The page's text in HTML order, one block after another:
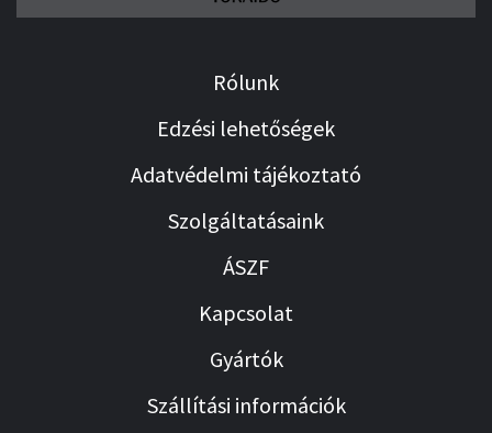
Rólunk
Edzési lehetőségek
Adatvédelmi tájékoztató
Szolgáltatásaink
ÁSZF
Kapcsolat
Gyártók
Szállítási információk